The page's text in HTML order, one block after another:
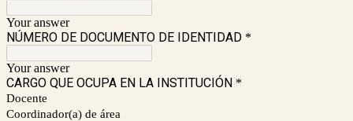
Your answer
NÚMERO DE DOCUMENTO DE IDENTIDAD *
Your answer
CARGO QUE OCUPA EN LA INSTITUCIÓN *
Docente
Coordinador(a) de área